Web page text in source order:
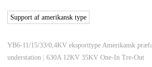
Support af amerikansk type
YB6-11/15/33/0,4KV eksporttype Amerikansk
understation
630A 12KV 35KV One-In Tre-Out